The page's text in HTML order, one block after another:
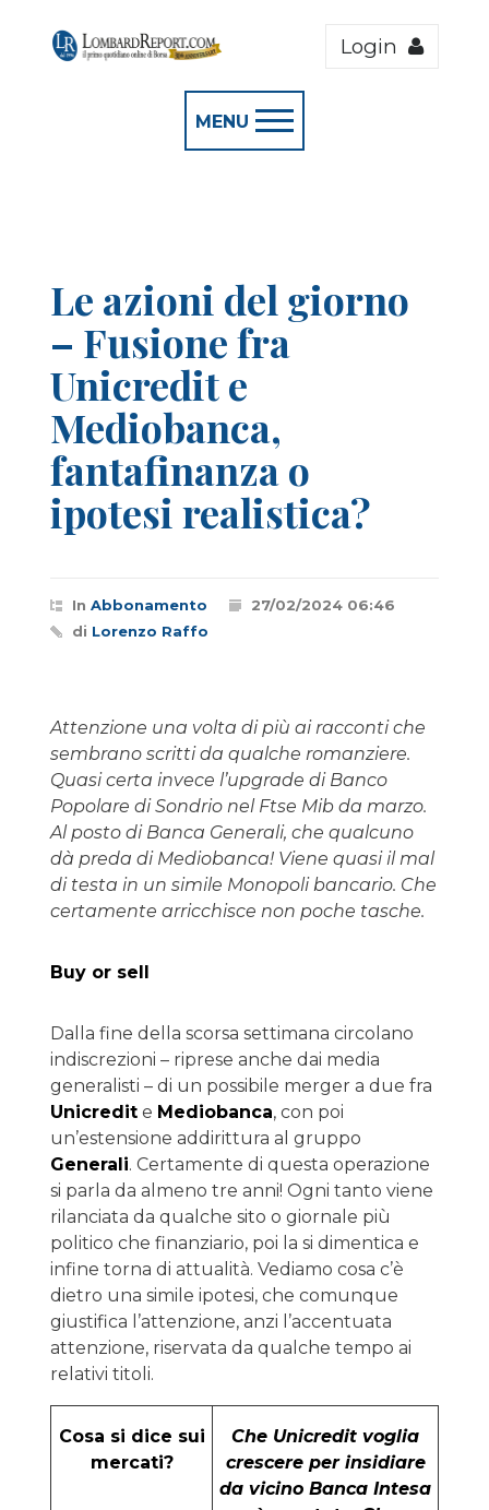
Login
MENU
Le azioni del giorno
– Fusione fra
Unicredit e
Mediobanca,
fantafinanza o
ipotesi realistica?
In Abbonamento
27/02/2024 06:46
di Lorenzo Raffo
Attenzione una volta di più ai racconti che
sembrano scritti da qualche romanziere.
Quasi certa invece l’upgrade di Banco
Popolare di Sondrio nel Ftse Mib da marzo.
Al posto di Banca Generali, che qualcuno
dà preda di Mediobanca! Viene quasi il mal
di testa in un simile Monopoli bancario. Che
certamente arricchisce non poche tasche.
Buy or sell
Dalla fine della scorsa settimana circolano
indiscrezioni – riprese anche dai media
generalisti – di un possibile merger a due fra
Unicredit e Mediobanca, con poi
un’estensione addirittura al gruppo
Generali. Certamente di questa operazione
si parla da almeno tre anni! Ogni tanto viene
rilanciata da qualche sito o giornale più
politico che finanziario, poi la si dimentica e
infine torna di attualità. Vediamo cosa c’è
dietro una simile ipotesi, che comunque
giustifica l’attenzione, anzi l’accentuata
attenzione, riservata da qualche tempo ai
relativi titoli.
Cosa si dice sui
mercati?
Che Unicredit voglia
crescere per insidiare
da vicino Banca Intesa